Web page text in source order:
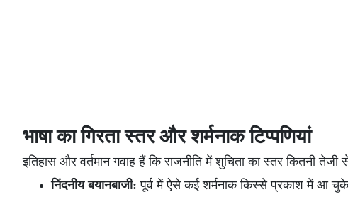
भाषा का गिरता स्तर और शर्मनाक टिप्पणियां
इतिहास और वर्तमान गवाह हैं कि राजनीति में शुचिता का स्तर कितनी
निंदनीय बयानबाजी: पूर्व में ऐसे कई शर्मनाक किस्से प्रकाश में आ चुके